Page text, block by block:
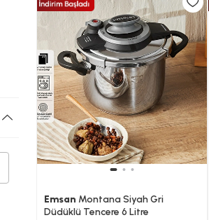
Emsan Montana Siyah Gri
Düdüklü Tencere 6 Litre